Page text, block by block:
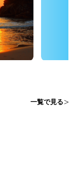
一覧で見る